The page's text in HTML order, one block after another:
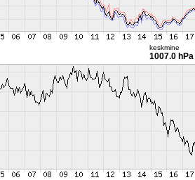
keskmine
1007.0 hPa